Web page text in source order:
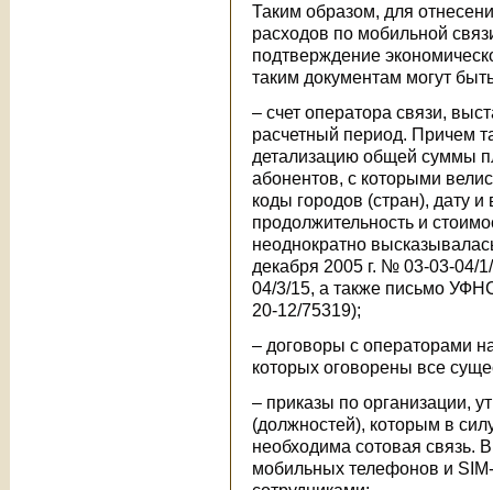
Таким образом, для
расходов по мобильной
подтверждение
таким документам могут
– счет оператора связи,
расчетный период. Причем
детализацию общей суммы
абонентов, с которыми
коды городов (стран), дату
продолжительность и
неоднократно
декабря 2005 г. № 03-03-04/
04/3/15, а также письмо
20-12/75319);
– договоры с операторами
которых оговорены все
– приказы по организации,
(должностей), которым в
необходима сотовая связь.
мобильных телефонов и